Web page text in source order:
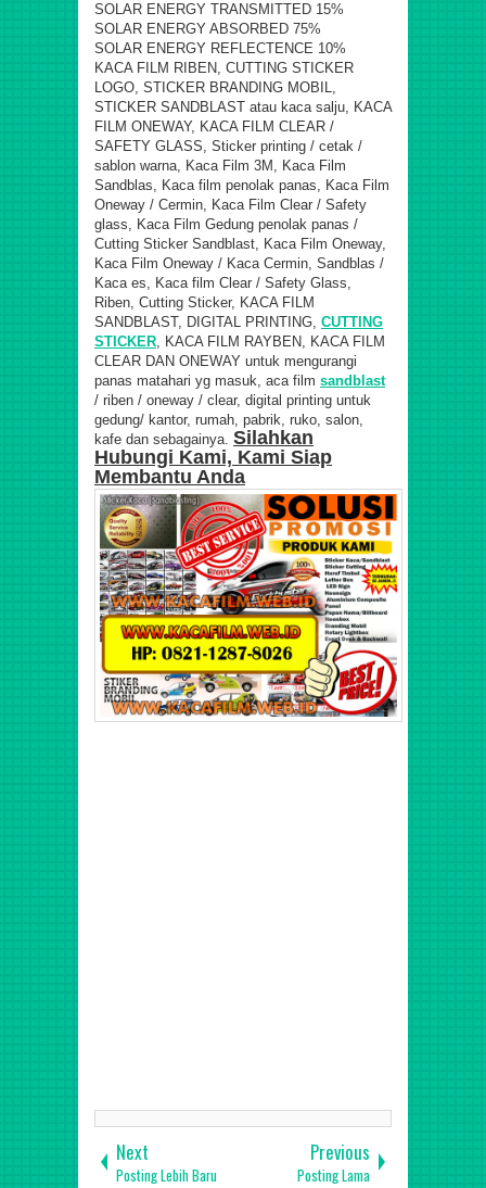
SOLAR ENERGY TRANSMITTED 15%
SOLAR ENERGY ABSORBED 75%
SOLAR ENERGY REFLECTENCE 10%
KACA FILM RIBEN, CUTTING STICKER
LOGO, STICKER BRANDING MOBIL,
STICKER SANDBLAST atau kaca salju, KACA
FILM ONEWAY, KACA FILM CLEAR /
SAFETY GLASS, Sticker printing / cetak /
sablon warna, Kaca Film 3M, Kaca Film
Sandblas, Kaca film penolak panas, Kaca Film
Oneway / Cermin, Kaca Film Clear / Safety
glass, Kaca Film Gedung penolak panas /
Cutting Sticker Sandblast, Kaca Film Oneway,
Kaca Film Oneway / Kaca Cermin, Sandblas /
Kaca es, Kaca film Clear / Safety Glass,
Riben, Cutting Sticker, KACA FILM
SANDBLAST, DIGITAL PRINTING, CUTTING
STICKER , KACA FILM RAYBEN, KACA FILM
CLEAR DAN ONEWAY untuk mengurangi
panas matahari yg masuk, aca film sandblast
/ riben / oneway / clear, digital printing untuk
gedung/ kantor, rumah, pabrik, ruko, salon,
kafe dan sebagainya. Silahkan
Hubungi Kami, Kami Siap
Membantu Anda
Next
Posting Lebih Baru
Previous
Posting Lama